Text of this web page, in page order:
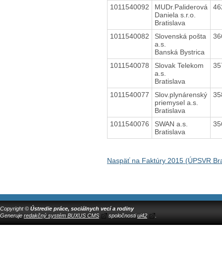
1011540092
MUDr.Paliderová
Daniela s.r.o.
Bratislava
1011540082
Slovenská pošta
a.s.
Banská Bystrica
1011540078
Slovak Telekom
a.s.
Bratislava
1011540077
Slov.plynárenský
priemysel a.s.
Bratislava
1011540076
SWAN a.s.
Bratislava
Naspäť na Faktúry 2015 (ÚPSVR
Copyright © Ústredie práce, sociálnych vecí a rodiny
Generuje redakčný systém BUXUS CMS spoločnostiui42